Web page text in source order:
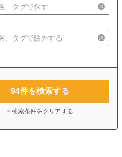
94件を検索する
× 検索条件をクリアする